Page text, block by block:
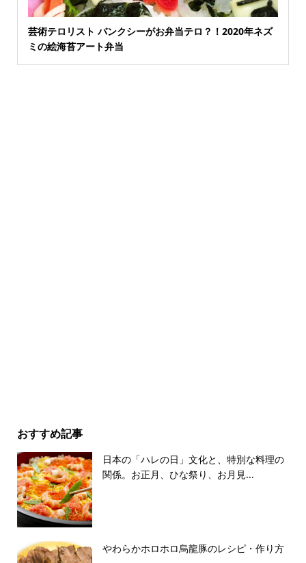
芸術テロリスト バンクシーがお弁当テロ？！2020年ネズ
ミの絵海苔アート弁当
おすすめ記事
日本の「ハレの日」文化と、特別な料理の
関係。お正月、ひな祭り、お月見...
やわらかホロホロ烏龍豚のレシピ・作り方